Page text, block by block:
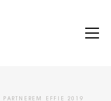
PARTNEREM EFFIE 2019